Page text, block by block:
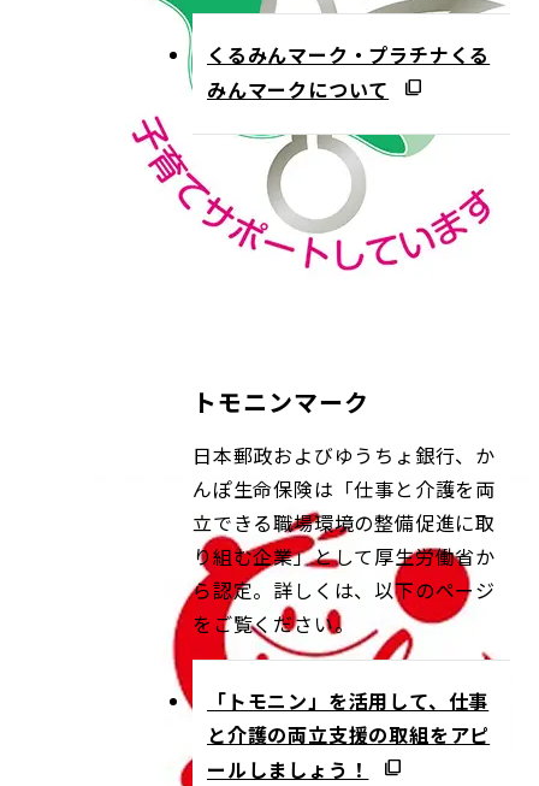
くるみんマーク・プラチナくる
みんマークについて
トモニンマーク
日本郵政およびゆうちょ銀行、か
んぽ生命保険は「仕事と介護を両
立できる職場環境の整備促進に取
り組む企業」として厚生労働省か
ら認定。詳しくは、以下のページ
をご覧ください。
「トモニン」を活用して、仕事
と介護の両立支援の取組をアピ
ールしましょう！